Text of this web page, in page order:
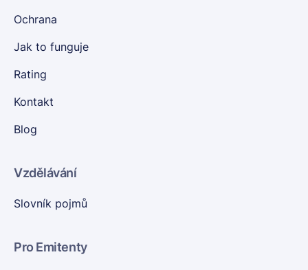
Ochrana
Jak to funguje
Rating
Kontakt
Blog
Vzdělávání
Slovník pojmů
Pro Emitenty